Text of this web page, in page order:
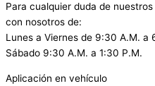
Para cualquier duda de
con nosotros de:
Lunes a Viernes de 9:30 A.M. a
Sábado 9:30 A.M. a 1:30 P.M.
Aplicación en vehículo